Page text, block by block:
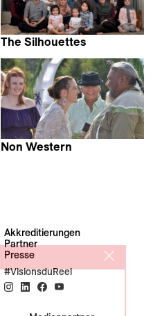
The Silhouettes
Non Western
Akkreditierungen
Partner
Presse
#VisionsduReel